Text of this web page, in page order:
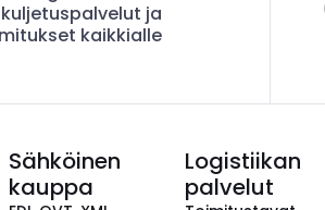
ja
kaikkialle
Sähköinen
kauppa
Logistiikan
palvelut